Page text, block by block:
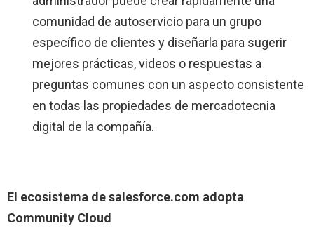
comunidad de autoservicio para un grupo
específico de clientes y diseñarla para sugerir
mejores prácticas, videos o respuestas a
preguntas comunes con un aspecto consistente
en todas las propiedades de mercadotecnia
digital de la compañía.
El ecosistema de salesforce.com adopta
Community Cloud